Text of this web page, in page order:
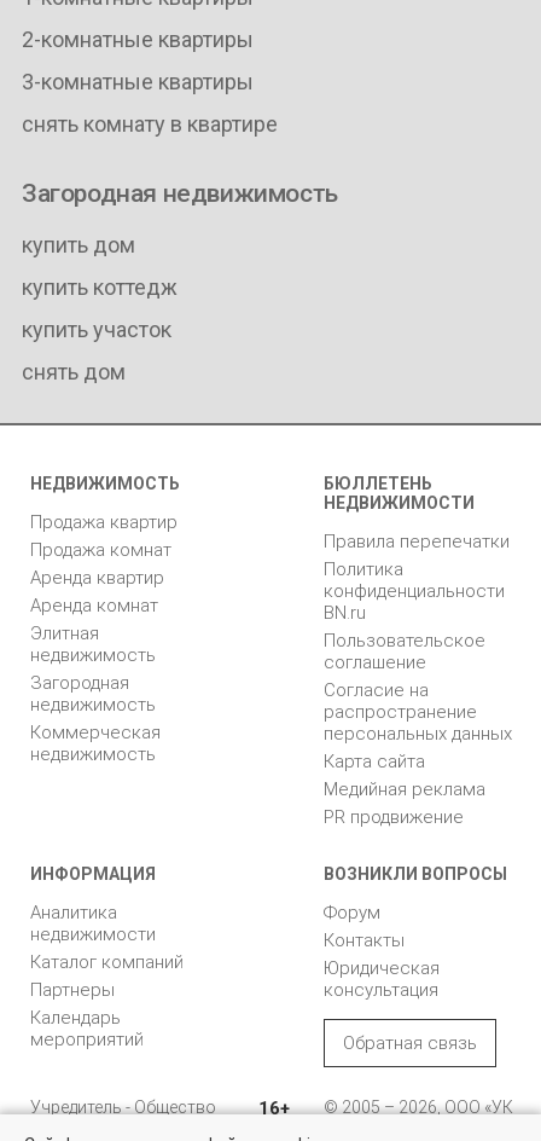
2-комнатные квартиры
3-комнатные квартиры
снять комнату в квартире
Загородная недвижимость
купить дом
купить коттедж
купить участок
снять дом
НЕДВИЖИМОСТЬ
Продажа квартир
Продажа комнат
Аренда квартир
Аренда комнат
Элитная
недвижимость
Загородная
недвижимость
Коммерческая
недвижимость
БЮЛЛЕТЕНЬ
НЕДВИЖИМОСТИ
Правила перепечатки
Политика
конфиденциальности
BN.ru
Пользовательское
соглашение
Согласие на
распространение
персональных данных
Карта сайта
Медийная реклама
PR продвижение
ИНФОРМАЦИЯ
Аналитика
недвижимости
Каталог компаний
Партнеры
Календарь
мероприятий
ВОЗНИКЛИ ВОПРОСЫ
Форум
Контакты
Юридическая
консультация
Обратная связь
Учредитель - Общество
16+
© 2005 – 2026, ООО «УК